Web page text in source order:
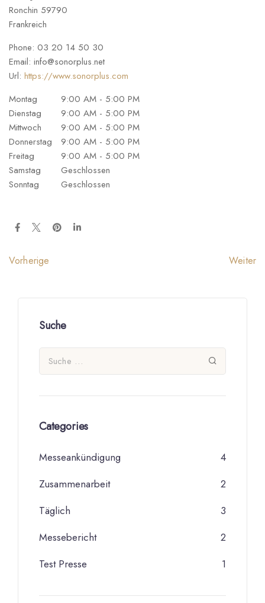
Ronchin 59790
Frankreich
Phone: 03 20 14 50 30
Email: info@sonorplus.net
Url: https://www.sonorplus.com
Montag
9:00 AM - 5:00 PM
Dienstag
9:00 AM - 5:00 PM
Mittwoch
9:00 AM - 5:00 PM
Donnerstag
9:00 AM - 5:00 PM
Freitag
9:00 AM - 5:00 PM
Samstag
Geschlossen
Sonntag
Geschlossen
Vorherige Weiter
Suche
Categories
Messeankündigung
4
Zusammenarbeit
2
Täglich
3
Messebericht
2
Test Presse
1